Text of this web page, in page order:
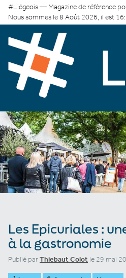
#Liégeois — Magazine de référence
Nous sommes le 8 Août 2026, il est
Les Epicuriales :
à la gastronomie
Publié parThiebaut Colot le 29 mai